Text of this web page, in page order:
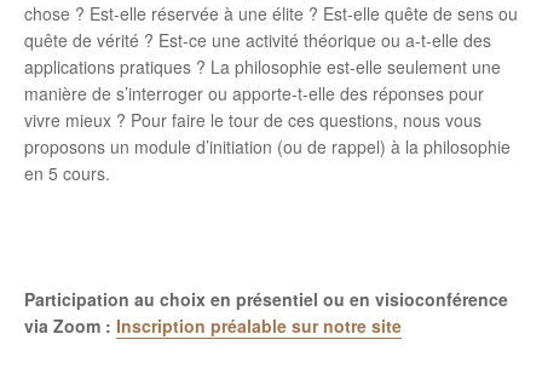
chose ? Est-elle réservée à une élite ? Est-elle quête de sens ou
quête de vérité ? Est-ce une activité théorique ou a-t-elle des
applications pratiques ? La philosophie est-elle seulement une
manière de s’interroger ou apporte-t-elle des réponses pour
vivre mieux ? Pour faire le tour de ces questions, nous vous
proposons un module d’initiation (ou de rappel) à la philosophie
en 5 cours.
Participation au choix en présentiel ou en visioconférence
via Zoom : Inscription préalable sur notre site